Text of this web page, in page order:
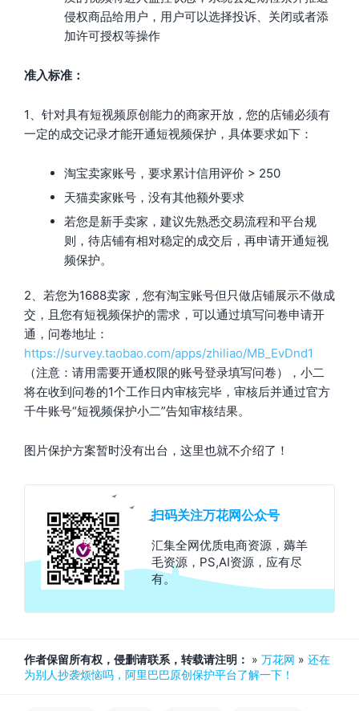
侵权商品给用户，用户可以选择投诉、关闭或者添
加许可授权等操作
准入标准：
1、针对具有短视频原创能力的商家开放，您的店铺必须有
一定的成交记录才能开通短视频保护，具体要求如下：
淘宝卖家账号，要求累计信用评价 > 250
天猫卖家账号，没有其他额外要求
若您是新手卖家，建议先熟悉交易流程和平台规
则，待店铺有相对稳定的成交后，再申请开通短视
频保护。
2、若您为1688卖家，您有淘宝账号但只做店铺展示不做成
交，且您有短视频保护的需求，可以通过填写问卷申请开
通，问卷地址：
https://survey.taobao.com/apps/zhiliao/MB_EvDnd1
（注意：请用需要开通权限的账号登录填写问卷），小二
将在收到问卷的1个工作日内审核完毕，审核后并通过官方
千牛账号“短视频保护小二”告知审核结果。
图片保护方案暂时没有出台，这里也就不介绍了！
扫码关注万花网公众号
汇集全网优质电商资源，薅羊
毛资源，PS,AI资源，应有尽
有。
作者保留所有权，侵删请联系，转载请注明： » 万花网 » 还在
为别人抄袭烦恼吗，阿里巴巴原创保护平台了解一下！